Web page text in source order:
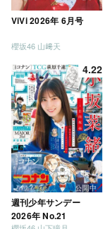
ViVi 2026年 6月号
櫻坂46 山﨑天
4.22
週刊少年サンデー
2026年 No.21